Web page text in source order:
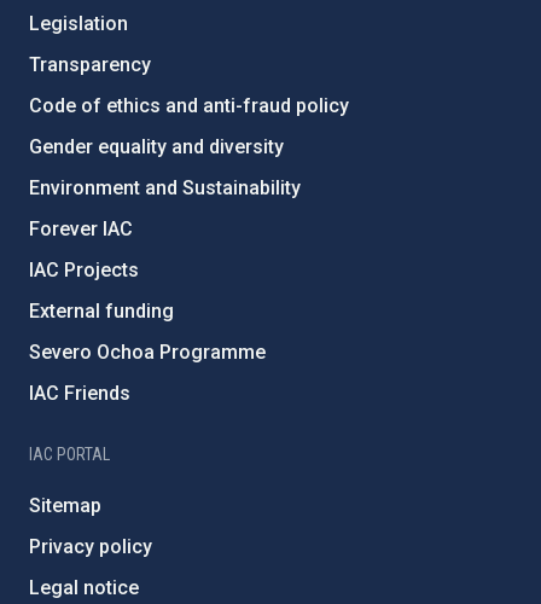
Legislation
Transparency
Code of ethics and anti-fraud policy
Gender equality and diversity
Environment and Sustainability
Forever IAC
IAC Projects
External funding
Severo Ochoa Programme
IAC Friends
IAC PORTAL
Sitemap
Privacy policy
Legal notice